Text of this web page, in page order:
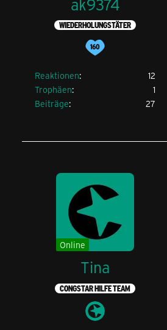
WIEDERHOLUNGSTÄTER
Reaktionen
12
Trophäen
1
Beiträge
27
Online
Tina
CONGSTAR HILFE TEAM